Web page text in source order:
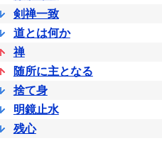
剣禅一致
道とは何か
禅
随所に主となる
捨て身
明鏡止水
残心